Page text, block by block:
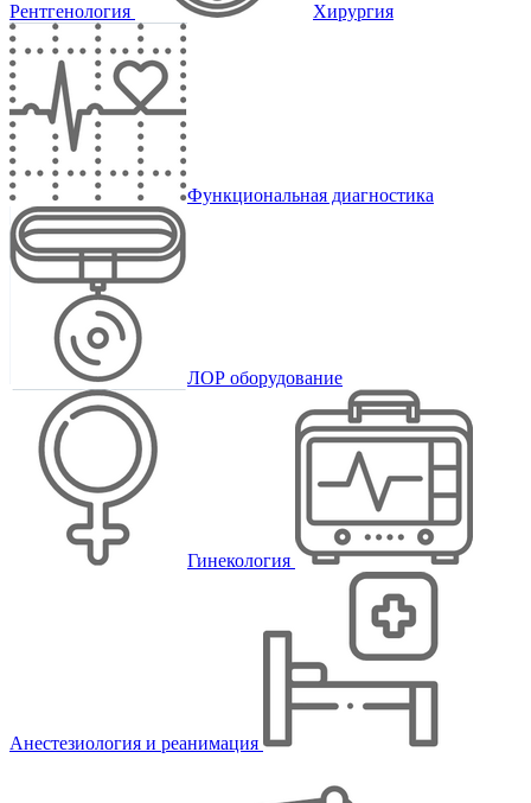
Рентгенология Хирургия
Функциональная диагностика
ЛОР оборудование
Гинекология
Анестезиология и реанимация